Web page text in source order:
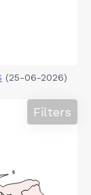
(25-06-2026)
Filters